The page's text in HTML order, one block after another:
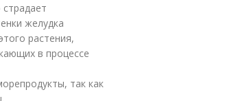
желудка
растения,
в процессе
так как